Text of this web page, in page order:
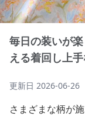
毎日の装いが
える着回し上
更新日 2026-06-26
さまざまな柄が